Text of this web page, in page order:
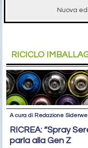
Nuova
RICICLO
A cura di Redazione
RICREA: “Spray
parla alla Gen Z